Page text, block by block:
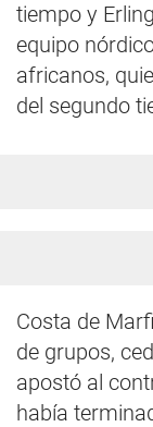
tiempo y
equipo
africanos,
del segundo
Costa de
de grupos,
apostó al
había